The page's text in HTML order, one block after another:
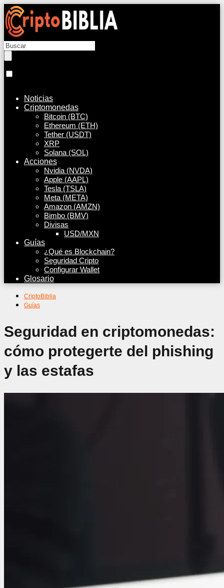
Noticias
Criptomonedas
Bitcoin (BTC)
Ethereum (ETH)
Tether (USDT)
XRP
Solana (SOL)
Acciones
Nvidia (NVDA)
Apple (AAPL)
Tesla (TSLA)
Meta (META)
Amazon (AMZN)
Bimbo (BMV)
Divisas
USD/MXN
Guías
¿Qué es Blockchain?
Seguridad Cripto
Configurar Wallet
Glosario
CriptoBiblia
Guías
Seguridad en criptomonedas:
cómo protegerte del phishing
y las estafas